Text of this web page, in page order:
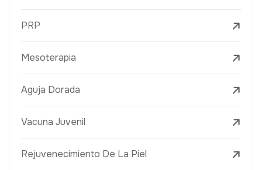
PRP
Mesoterapia
Aguja Dorada
Vacuna Juvenil
Rejuvenecimiento De La Piel